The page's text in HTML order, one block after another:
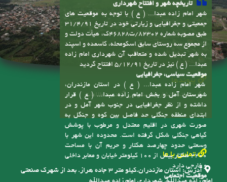
تاریخچه شهر و افتتاح شهرداری
شهر امام زاده عبدا... ( ع ) با توجه به موقعیت های
جمعیتی و جغرافیایی و زیارتی خود در تاریخ 31/4/91
طبق مصوبه شماره 82302/ت46828ک، هیأت دولت و
از مجموع سه روستای سابق اسکومحله، کاسمده و اسپند
به شهر تبدیل شده و متعاقب آن شهرداری امام زاده
عبدا... ( ع ) نیز در تاریخ 5/12/91 افتتاح گردید
موقعیت سیاسی، جغرافیایی
شهر امام زاده عبدا... ( ع ) در استان مازندران،
شهرستان آمل و بخش امام زاده عبدا... ( ع ) قرار
داشته و از نظر جغرافیایی در جنوب شهر آمل و در
ابتدای منطقه جنگلی حد فاصل بین کوه و جنگل به
صورت شهری در اقلیم معتدل و مرطوب با پوشش
گیاهی جنگلی شکل گرفته است. محدوده این شهر با
وسعتی حدود چهارصد هکتار و حریم آن با مساحت
2200 هکتار بیش از 100 کیلومتر خیابان و معابر داخلی
و خارجی دارد
موقعیت اجتماعی
پیوندها
سامانه انتشار و دسترسی آزاد به اطلاعات
تماس با ما
آدرس:
استان مازندران.کیلو متر ۳ جاده هراز. بعد از شهرک صنعتی